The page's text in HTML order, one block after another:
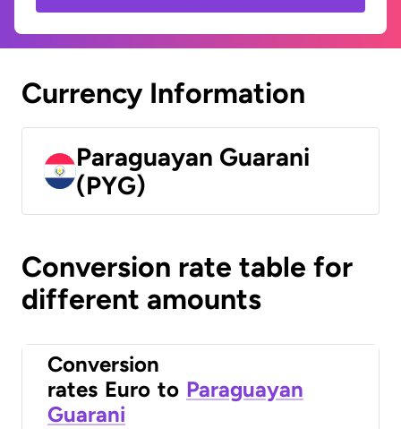
Currency Information
Paraguayan Guarani
(PYG)
Conversion rate table for
different amounts
Conversion
rates Euro to Paraguayan
Guarani